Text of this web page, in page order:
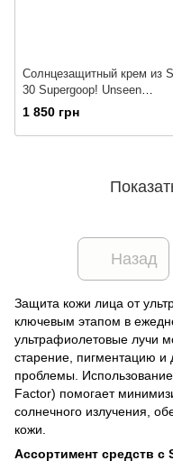
Солнцезащитный крем из
30 Supergoop! Unseen
Sunscreen SPF 30, 50ml
1 850 грн
Назад
Защита кожи лица от
ключевым этапом в
ультрафиолетовые лучи
старение, пигментацию и
проблемы.
Factor) помогает
солнечного излучения,
кожи.​
Ассортимент средств с